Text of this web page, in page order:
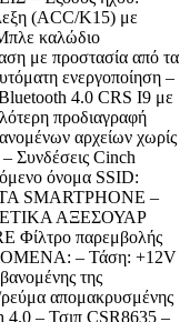
(ACC/K15) με
καλώδιο
με προστασία από τα
ενεργοποίηση –
4.0 CRS I9 με
προδιαγραφή
αρχείων χωρίς
Συνδέσεις Cinch
όνομα SSID:
SMARTPHONE –
ΑΞΕΣΟΥΑΡ
Φίλτρο παρεμβολής
– Τάση: +12V
της
απομακρυσμένης
– Τσιπ CSR8635 –